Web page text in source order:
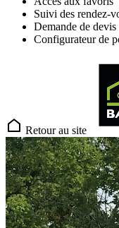
Suivi des rendez-
Demande de devis
Configurateur de
Retour au site